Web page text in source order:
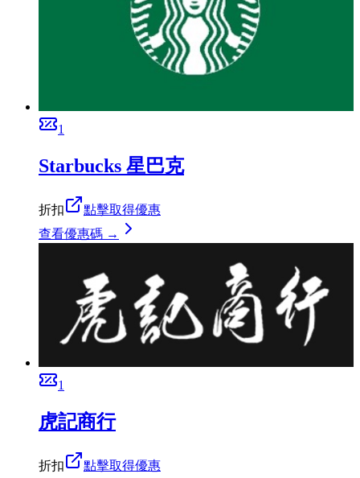
1
Starbucks 星巴克
折扣
點擊取得優惠
查看優惠碼 →
1
虎記商行
折扣
點擊取得優惠